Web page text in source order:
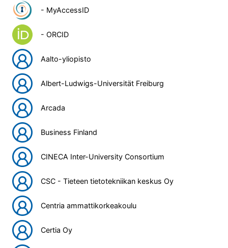
- MyAccessID
- ORCID
Aalto-yliopisto
Albert-Ludwigs-Universität Freiburg
Arcada
Business Finland
CINECA Inter-University Consortium
CSC - Tieteen tietotekniikan keskus Oy
Centria ammattikorkeakoulu
Certia Oy